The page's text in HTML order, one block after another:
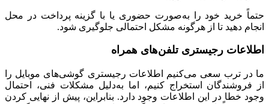
حتماً خرید خود را به‌صورت حضوری یا با گزینه پرداخت در محل
انجام دهید تا از هرگونه مشکل احتمالی جلوگیری شود.
اطلاعات رجیستری تلفن‌های همراه
ما در ترب سعی می‌کنیم اطلاعات رجیستری گوشی‌های موبایل را
از فروشندگان استخراج کنیم، اما به‌دلیل مشکلات فنی، احتمال
وجود خطا در این اطلاعات وجود دارد. بنابراین، پیش از نهایی کردن